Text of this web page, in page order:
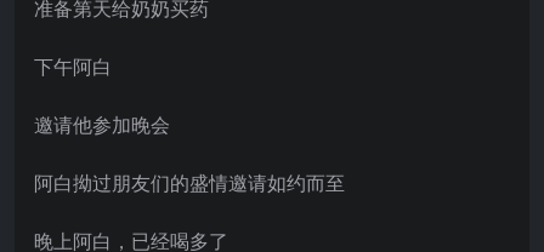
准备第天给奶奶买药
下午阿白
邀请他参加晚会
阿白拗过朋友们的盛情邀请如约而至
晚上阿白，已经喝多了